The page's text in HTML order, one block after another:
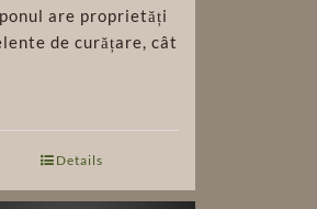
are proprietăți
de curățare, cât
Details